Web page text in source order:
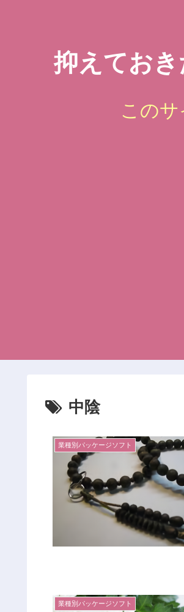
抑えてお
この
中陰
業種別パッケージソフト
業種別パッケージソフト